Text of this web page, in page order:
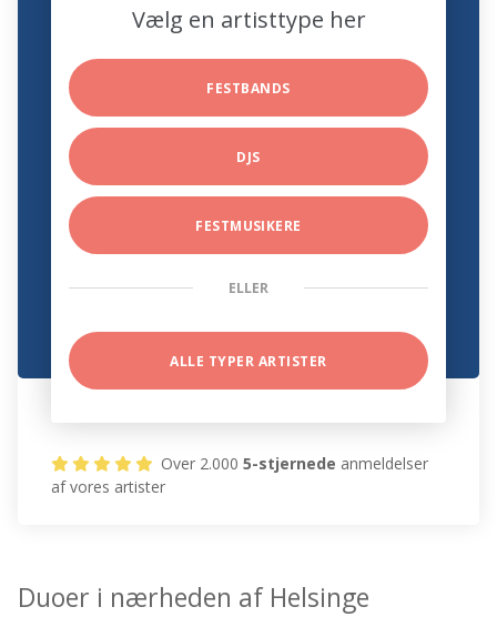
Vælg en artisttype her
FESTBANDS
DJS
FESTMUSIKERE
ELLER
ALLE TYPER ARTISTER
Over 2.0005-stjernede anmeldelser
af vores artister
Duoer i nærheden af Helsinge